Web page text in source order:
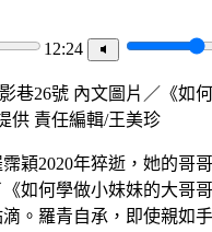
12:24
巷26號 內文圖片／《如
供 責任編輯/王美珍
穎2020年猝逝，她的哥
如何學做小妹妹的大哥
。羅青自承，即使親如